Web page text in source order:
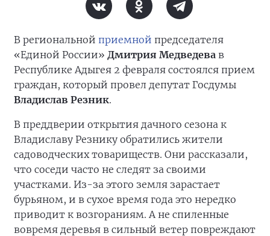
В региональной приемной председателя
«Единой России» Дмитрия Медведева в
Республике Адыгея 2 февраля состоялся прием
граждан, который провел депутат Госдумы
Владислав Резник.
В преддверии открытия дачного сезона к
Владиславу Резнику обратились жители
садоводческих товариществ. Они рассказали,
что соседи часто не следят за своими
участками. Из-за этого земля зарастает
бурьяном, и в сухое время года это нередко
приводит к возгораниям. А не спиленные
вовремя деревья в сильный ветер повреждают